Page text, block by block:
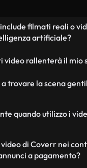
filmati reali o
artificiale?
da persone,
video generati
video è
video rallenterà il mio
nostre versioni
leggeri e pronti per
la qualità, riducono
e migliorano
a trovare la scena
all'istante
la scena,
video
nostri standard di
quando utilizzo i
riconoscimento
nella nostra
video di Coverr nei
a pagamento?